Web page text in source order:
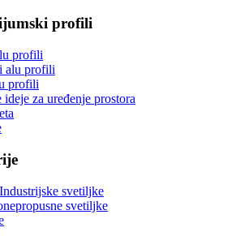
profili
profili
alu profili
profili
ideje za uređenje prostora
svetiljke
svetiljke